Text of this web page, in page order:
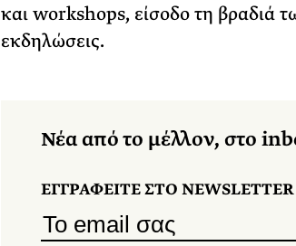
και workshops, είσοδο τη βραδιά
εκδηλώσεις.
Νέα από το μέλλον, στο
ΕΓΓΡΑΦΕΙΤΕ ΣΤΟ NEWSLETTER